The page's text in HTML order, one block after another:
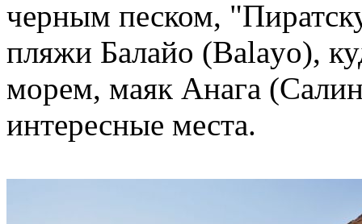
черным песком,
пляжи Балайо (Balayo),
морем, маяк Анага
интересные места.